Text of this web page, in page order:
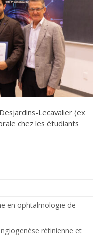
en ophtalmologie de
rétinienne et
Lecavalier (ex
chez les étudiants